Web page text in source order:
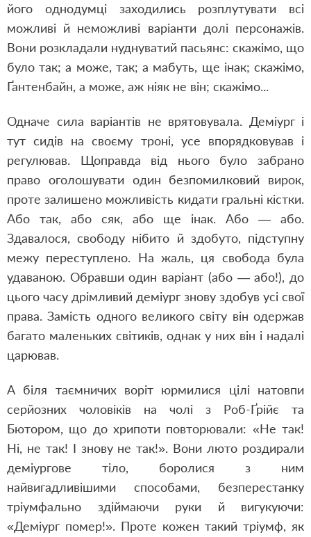
його однодумці заходились розплутувати всі
можливі й неможливі варіанти долі персонажів.
Вони розкладали нуднуватий пасьянс: скажімо, що
було так; а може, так; а мабуть, ще інак; скажімо,
Ґантенбайн, а може, аж ніяк не він; скажімо...
Одначе сила варіантів не врятовувала. Деміург і
тут сидів на своєму троні, усе впорядковував і
регулював. Щоправда від нього було забрано
право оголошувати один безпомилковий вирок,
проте залишено можливість кидати гральні кістки.
Або так, або сяк, або ще інак. Або — або.
Здавалося, свободу нібито й здобуто, підступну
межу переступлено. На жаль, ця свобода була
удаваною. Обравши один варіант (або — або!), до
цього часу дрімливий деміург знову здобув усі свої
права. Замість одного великого світу він одержав
багато маленьких світиків, однак у них він і надалі
царював.
А біля таємничих воріт юрмилися цілі натовпи
серйозних чоловіків на чолі з Роб-Ґрійє та
Бютором, що до хрипоти повторювали: «Не так!
Ні, не так! І знову не так!». Вони люто роздирали
деміургове тіло, боролися з ним
найвигадливішими способами, безперестанку
тріумфально здіймаючи руки й вигукуючи:
«Деміург помер!». Проте кожен такий тріумф, як